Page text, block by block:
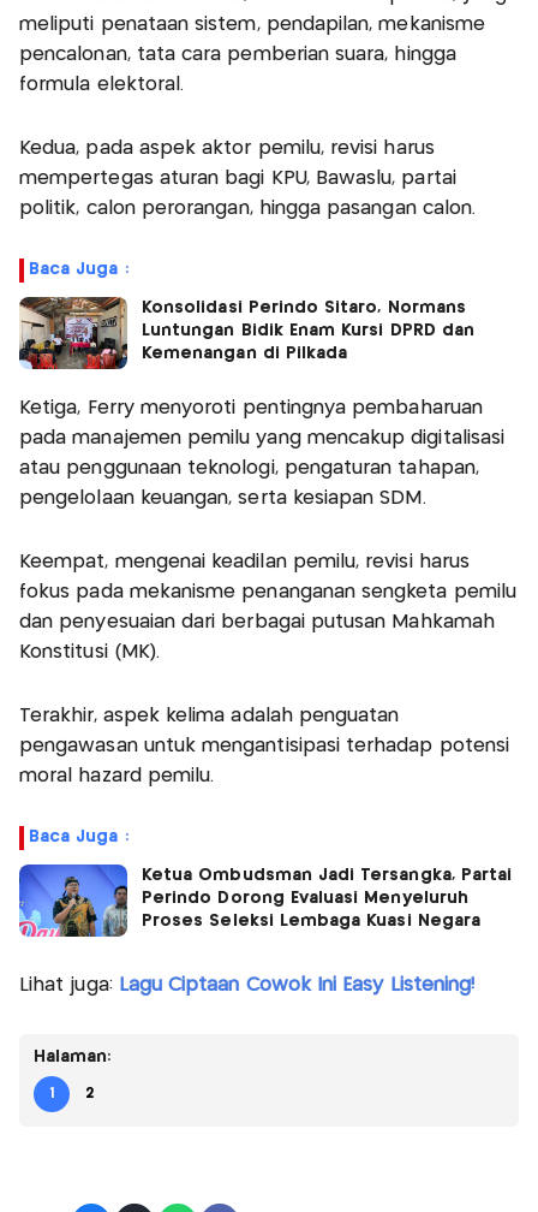
meliputi penataan sistem, pendapilan, mekanisme
pencalonan, tata cara pemberian suara, hingga
formula elektoral.
Kedua, pada aspek aktor pemilu, revisi harus
mempertegas aturan bagi KPU, Bawaslu, partai
politik, calon perorangan, hingga pasangan calon.
Baca Juga :
Konsolidasi Perindo Sitaro, Normans
Luntungan Bidik Enam Kursi DPRD dan
Kemenangan di Pilkada
Ketiga, Ferry menyoroti pentingnya pembaharuan
pada manajemen pemilu yang mencakup digitalisasi
atau penggunaan teknologi, pengaturan tahapan,
pengelolaan keuangan, serta kesiapan SDM.
Keempat, mengenai keadilan pemilu, revisi harus
fokus pada mekanisme penanganan sengketa pemilu
dan penyesuaian dari berbagai putusan Mahkamah
Konstitusi (MK).
Terakhir, aspek kelima adalah penguatan
pengawasan untuk mengantisipasi terhadap potensi
moral hazard pemilu.
Baca Juga :
Ketua Ombudsman Jadi Tersangka, Partai
Perindo Dorong Evaluasi Menyeluruh
Proses Seleksi Lembaga Kuasi Negara
Lihat juga: Lagu Ciptaan Cowok Ini Easy Listening!
Halaman:
1 2